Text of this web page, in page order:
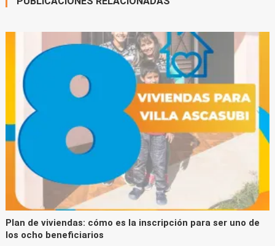
Plan de viviendas: cómo es la inscripción para ser uno de
los ocho beneficiarios